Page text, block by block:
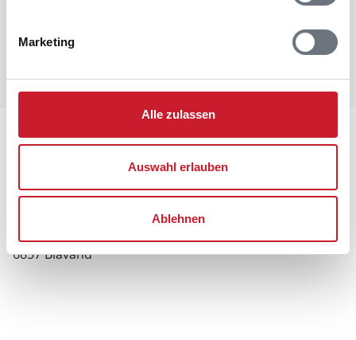
Marketing
Alle zulassen
Auswahl erlauben
Ablehnen
Lageplan
Ferienhaus 60664
6857 Blåvand